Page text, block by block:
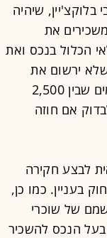
שיהיה
את
הכלול בנכס ואת
ירשום את
הנכס המושכר כנדרש, לפי החוקים החדשים, צפוי לקנסות בסכומים שבין 2,500
אם חוזה
לבצע חקירה
בעניין. כמו כן,
של שוכרי
הנכס להשכיר